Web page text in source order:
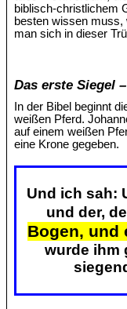
biblisch-christlichem
besten wissen
man sich in dieser
Das erste Siegel
In der Bibel beginnt
weißen Pferd.
auf einem weißen
eine Krone gegeben.
Und ich sah:
und der,
Bogen, und
wurde ihm